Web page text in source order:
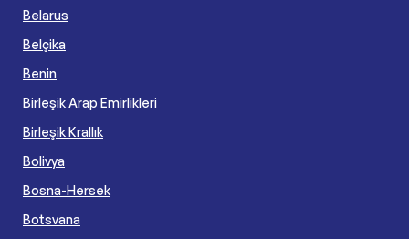
Belarus
Belçika
Benin
Birleşik Arap Emirlikleri
Birleşik Krallık
Bolivya
Bosna-Hersek
Botsvana